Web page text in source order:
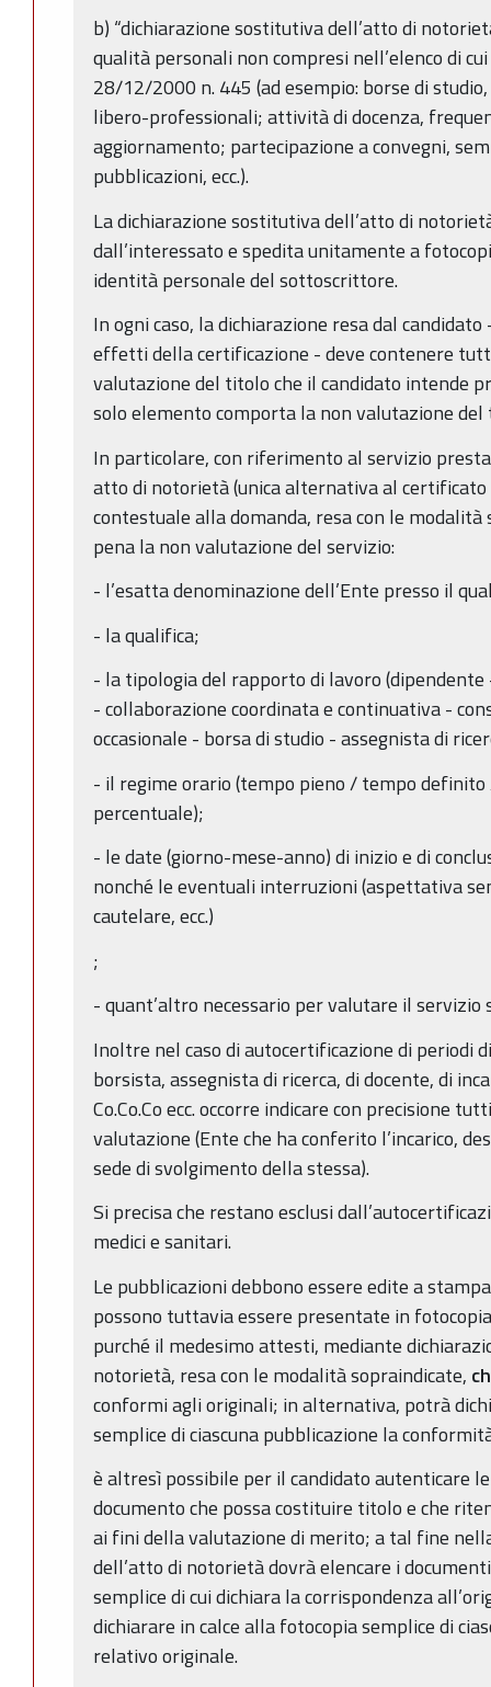
b) “dichiarazione sostitutiva dell’atto di
qualità personali non compresi nell’elenco di
28/12/2000 n. 445 (ad esempio: borse di
libero-professionali; attività di docenza,
aggiornamento; partecipazione a convegni,
pubblicazioni, ecc.).
La dichiarazione sostitutiva dell’atto di
dall’interessato e spedita unitamente a
identità personale del sottoscrittore.
In ogni caso, la dichiarazione resa dal
effetti della certificazione - deve contenere
valutazione del titolo che il candidato intende
solo elemento comporta la non valutazione
In particolare, con riferimento al servizio
atto di notorietà (unica alternativa al
contestuale alla domanda, resa con le
pena la non valutazione del servizio:
- l’esatta denominazione dell’Ente presso il
- la qualifica;
- la tipologia del rapporto di lavoro
- collaborazione coordinata e continuativa -
occasionale - borsa di studio - assegnista di
- il regime orario (tempo pieno / tempo
percentuale);
- le date (giorno-mese-anno) di inizio e di
nonché le eventuali interruzioni (aspettativa
cautelare, ecc.)
;
- quant’altro necessario per valutare il servizio
Inoltre nel caso di autocertificazione di periodi
borsista, assegnista di ricerca, di docente, di
Co.Co.Co ecc. occorre indicare con precisione
valutazione (Ente che ha conferito l’incarico,
sede di svolgimento della stessa).
Si precisa che restano esclusi
medici e sanitari.
Le pubblicazioni debbono essere edite a
possono tuttavia essere presentate in
purché il medesimo attesti, mediante
notorietà, resa con le modalità sopraindicate,
conformi agli originali; in alternativa, potrà
semplice di ciascuna pubblicazione la
è altresì possibile per il candidato autenticare
documento che possa costituire titolo e che
ai fini della valutazione di merito; a tal fine
dell’atto di notorietà dovrà elencare i
semplice di cui dichiara la corrispondenza
dichiarare in calce alla fotocopia semplice di
relativo originale.